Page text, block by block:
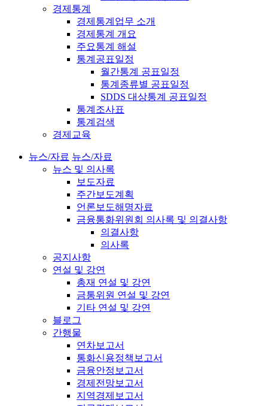
경제통계
경제통계업무 소개
경제통계 개요
주요통계 해설
통계공표일정
월간통계 공표일정
통계종류별 공표일정
SDDS 대상통계 공표일정
통계조사표
통계검색
경제교육
뉴스/자료 뉴스/자료
뉴스 및 의사록
보도자료
주간보도계획
언론보도해명자료
금융통화위원회 의사록 및 의결사항
의결사항
의사록
공지사항
연설 및 강연
총재 연설 및 강연
금통위원 연설 및 강연
기타 연설 및 강연
블로그
간행물
연차보고서
통화신용정책보고서
금융안정보고서
경제전망보고서
지역경제보고서